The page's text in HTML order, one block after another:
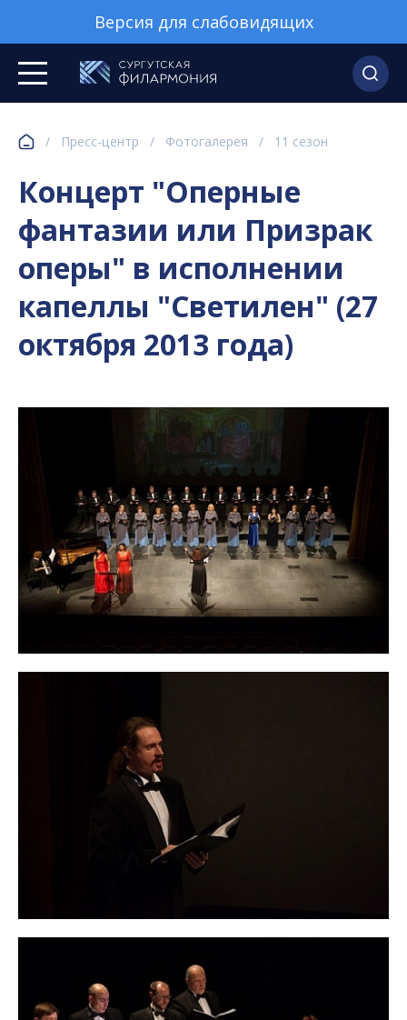
Версия для слабовидящих
/ Пресс-центр / Фотогалерея / 11 сезон
Концерт "Оперные
фантазии или Призрак
оперы" в исполнении
капеллы "Светилен" (27
октября 2013 года)